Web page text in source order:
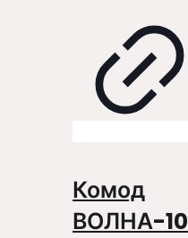
Комод
ВОЛНА-10